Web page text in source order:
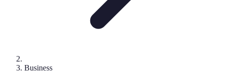
Business